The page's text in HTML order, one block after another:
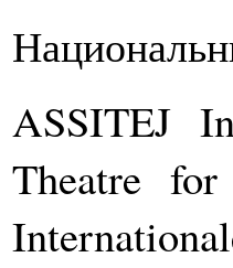
ASSITEJ
Theatre